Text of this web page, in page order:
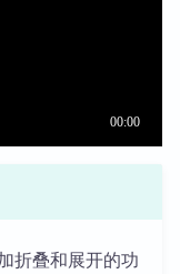
折叠和展开的功